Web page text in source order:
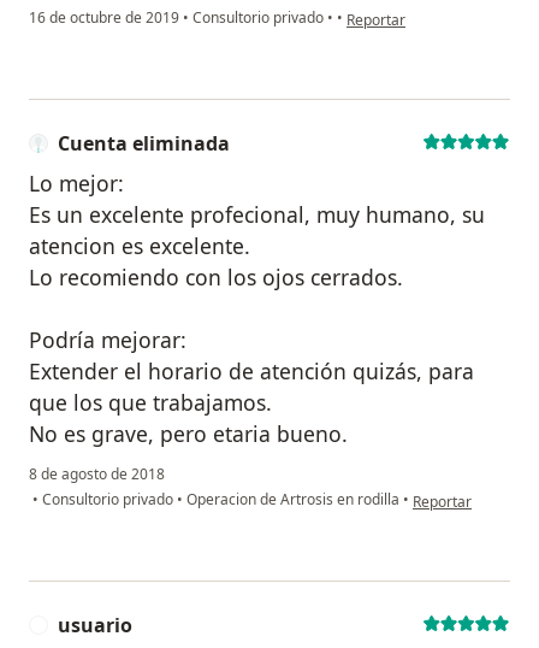
16 de octubre de 2019 • Consultorio privado • • en opinión del usuario
Reportar
Cuenta eliminada
Lo mejor:
Es un excelente profecional, muy humano, su
atencion es excelente.
Lo recomiendo con los ojos cerrados.
Podría mejorar:
Extender el horario de atención quizás, para
que los que trabajamos.
No es grave, pero etaria bueno.
8 de agosto de 2018
• Consultorio privado • Operacion de Artrosis en rodilla • en opinión del
Reportar
usuario